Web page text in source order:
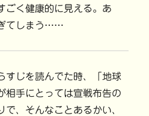
ごく健康的に見える。あ
てしまう……
じを読んでた時、「地球
相手にとっては宣戦布告の
で、そんなことあるかい、